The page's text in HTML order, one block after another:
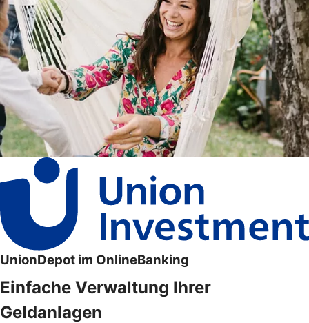
UnionDepot im OnlineBanking
Einfache Verwaltung Ihrer
Geldanlagen